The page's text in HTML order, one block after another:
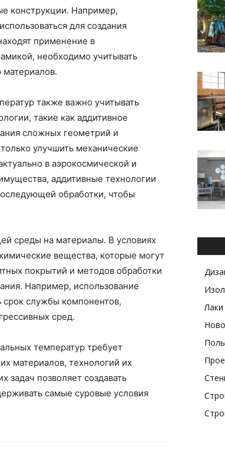
конструкции. Например,
для создания
применение в
необходимо учитывать
также важно учитывать
такие как аддитивное
сложных геометрий и
улучшить механические
в аэрокосмической и
аддитивные технологии
обработки, чтобы
среды на материалы. В условиях
вещества, которые могут
покрытий и методов обработки
Например, использование
службы компонентов,
сред.
температур требует
материалов, технологий их
позволяет создавать
самые суровые условия
Лаки
Полы